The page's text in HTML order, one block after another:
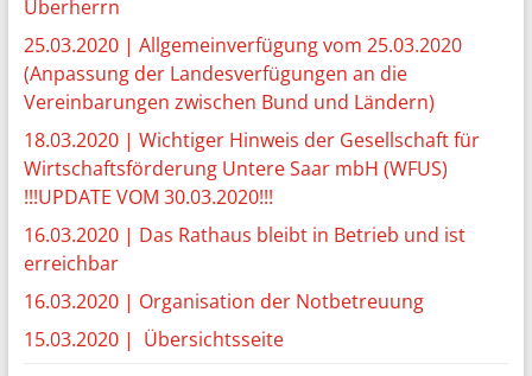
Überherrn
25.03.2020 | Allgemeinverfügung vom 25.03.2020
(Anpassung der Landesverfügungen an die
Vereinbarungen zwischen Bund und Ländern)
18.03.2020 | Wichtiger Hinweis der Gesellschaft für
Wirtschaftsförderung Untere Saar mbH (WFUS)
!!!UPDATE VOM 30.03.2020!!!
16.03.2020 | Das Rathaus bleibt in Betrieb und ist
erreichbar
16.03.2020 | Organisation der Notbetreuung
15.03.2020 | Übersichtsseite